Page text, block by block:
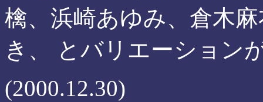
檎、浜崎あゆみ、倉木
き、 とバリエーション
(2000.12.30)